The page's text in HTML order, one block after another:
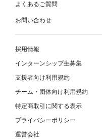
よくあるご質問
お問い合わせ
採用情報
インターンシップ生募集
支援者向け利用規約
チーム・団体向け利用規約
特定商取引に関する表示
プライバシーポリシー
運営会社